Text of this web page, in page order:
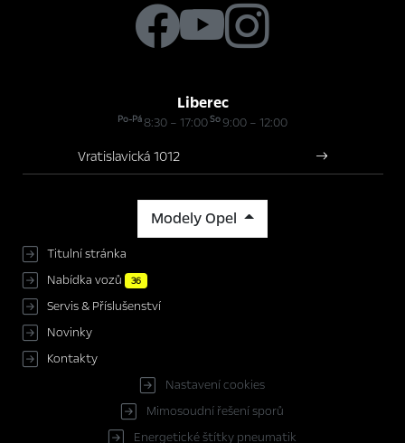
Liberec
Po-Pá8:30 – 17:00So9:00 – 12:00
Vratislavická 1012
Modely Opel
Titulní stránka
Nabídka vozů
36
Servis & Příslušenství
Novinky
Kontakty
Nastavení cookies
Mimosoudní řešení sporů
Energetické štítky pneumatik